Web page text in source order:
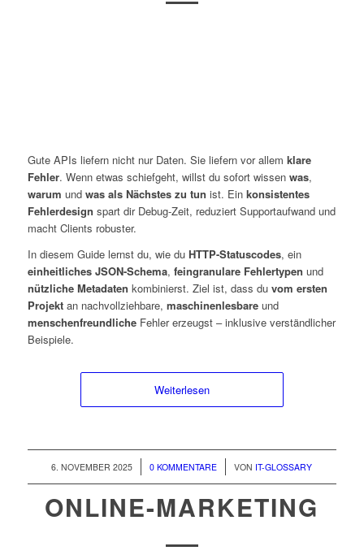
Gute APIs liefern nicht nur Daten. Sie liefern vor allem klare
Fehler. Wenn etwas schiefgeht, willst du sofort wissen was,
warum und was als Nächstes zu tun ist. Ein konsistentes
Fehlerdesign spart dir Debug-Zeit, reduziert Supportaufwand und
macht Clients robuster.
In diesem Guide lernst du, wie du HTTP-Statuscodes, ein
einheitliches JSON-Schema, feingranulare Fehlertypen und
nützliche Metadaten kombinierst. Ziel ist, dass du vom ersten
Projektan nachvollziehbare, maschinenlesbareund
menschenfreundlicheFehler erzeugst – inklusive verständlicher
Beispiele.
Weiterlesen
6. NOVEMBER 2025
/ 0 KOMMENTARE
/ VON IT-GLOSSARY
ONLINE-MARKETING